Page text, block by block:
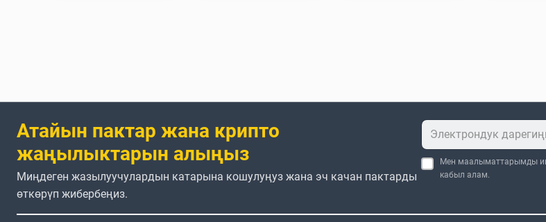
Атайын пактар жана крипто
жаңылыктарын алыңыз
Миңдеген жазылуучулардын катарына кошулуңуз жана эч качан пактарды
өткөрүп жибербеңиз.
Мен маалыматтарымды
кабыл алам.